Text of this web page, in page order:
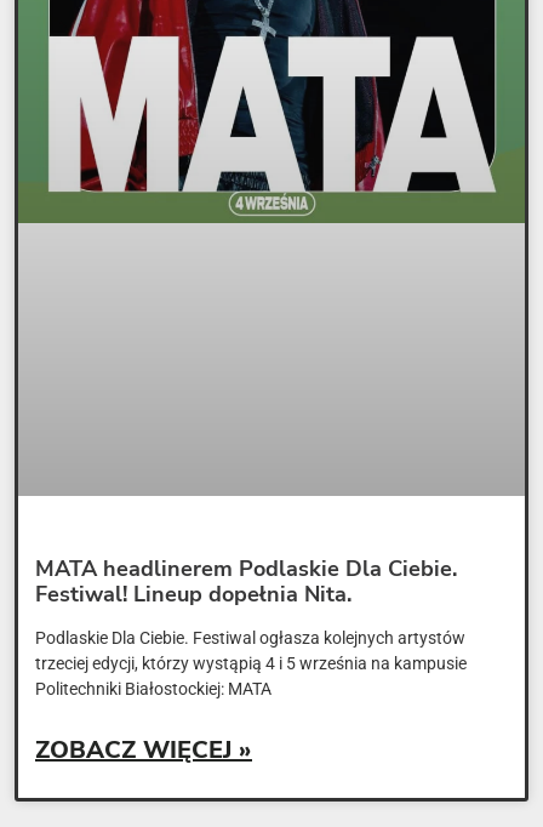
MATA headlinerem Podlaskie Dla Ciebie.
Festiwal! Lineup dopełnia Nita.
Podlaskie Dla Ciebie. Festiwal ogłasza kolejnych artystów
trzeciej edycji, którzy wystąpią 4 i 5 września na kampusie
Politechniki Białostockiej: MATA
ZOBACZ WIĘCEJ »